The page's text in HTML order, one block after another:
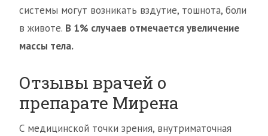
системы могут возникать вздутие, тошнота, боли
в животе. В 1% случаев отмечается увеличение
массы тела.
Отзывы врачей о
препарате Мирена
С медицинской точки зрения, внутриматочная